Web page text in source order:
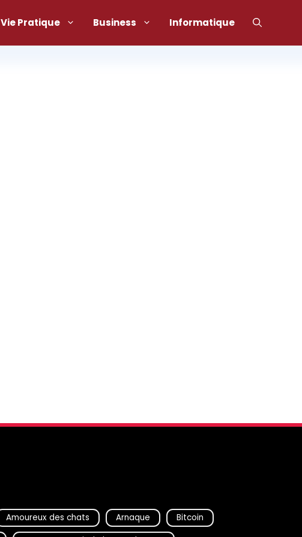
Vie Pratique Business Informatique
Amoureux des chats Arnaque
Bitcoin